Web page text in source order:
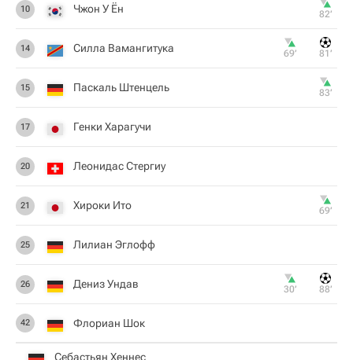
10 Чжон У Ён 82‎’‎
14 Силла Вамангитука 69‎’‎ 81‎’‎
15 Паскаль Штенцель 83‎’‎
17 Генки Харагучи
20 Леонидас Стергиу
21 Хироки Ито 69‎’‎
25 Лилиан Эглофф
26 Дениз Ундав 30‎’‎ 88‎’‎
42 Флориан Шок
Себастьян Хеннес